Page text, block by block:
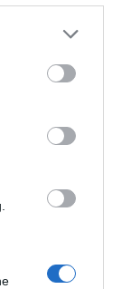
a unos valores
esta ciudad:
la transición
la
que «en
noticia
y
los
el futuro